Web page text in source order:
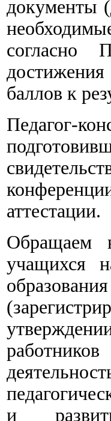
документы
согласно
баллов к
Педагог-
аттестации.
Обращаем
учащихся
и